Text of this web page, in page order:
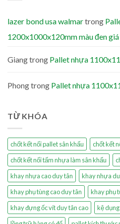
lazer bond usa walmartrong
1200x1000x120mm màu đen
Giangtrong Pallet nhựa
Phongtrong Pallet nhựa
TỪ KHÓA
chốt kết nối pallet sân khấu
chốt kết
chốt kết nối tấm nhựa làm sân khấu
khay nhựa cao duy tân
khay nhựa
khay phụ tùng cao duy tân
khay phụ
khay đựng ốc vít duy tân cao
kệ